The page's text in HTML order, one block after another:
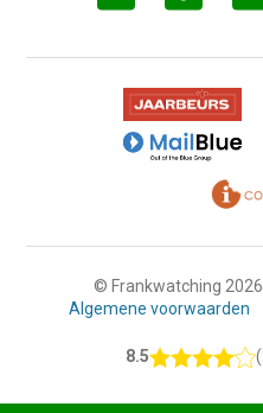
© Frankwatching
Algemene voorwaarden
8.5